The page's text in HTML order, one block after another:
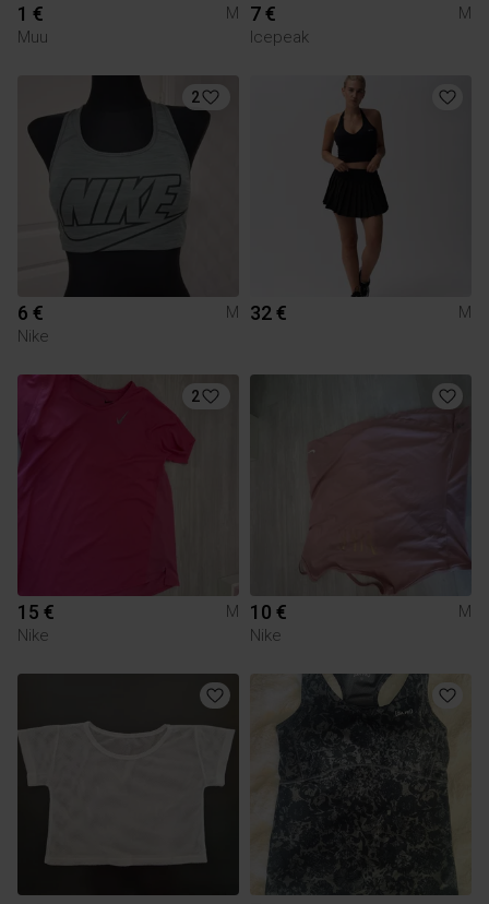
1 €
M
Muu
7 €
M
Icepeak
2
6 €
M
Nike
32 € M
2
15 €
M
Nike
10 €
M
Nike